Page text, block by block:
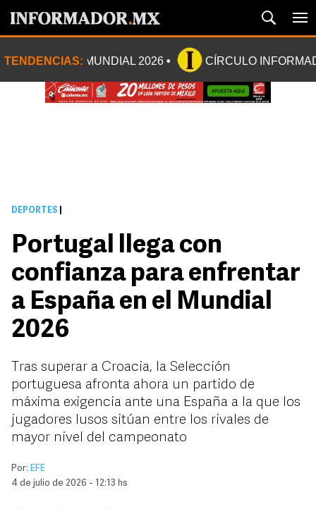
TENDENCIAS: MUNDIAL 2026 CÍRCULO
DEPORTES
Portugal llega con
confianza para enfrentar
a España en el Mundial
2026
Tras superar a Croacia, la Selección
portuguesa afronta ahora un partido de
máxima exigencia ante una España a la que los
jugadores lusos sitúan entre los rivales de
mayor nivel del campeonato
Por: EFE
4 de julio de 2026 - 12:13 hs